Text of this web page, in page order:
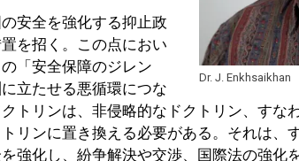
Dr. J. Enkhsaikhan
安全を強化する抑止政
を招く。この点におい
「安全保障のジレン
立たせる悪循環につな
トリンは、非侵略的なドクトリン、すな
リンに置き換える必要がある。それは、
強化し、紛争解決や交渉、国際法の強化